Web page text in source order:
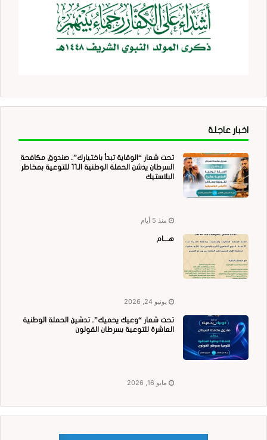
اخبار عاجلة
تحت شعار “الوقاية تبدأ باختيارك”.. صندوق مكافحة
السرطان يدشن الحملة الوطنية الـ11 للتوعية بمخاطر
البلاستيك
منذ 5 أيام
هــــام
يونيو 24, 2026
تحت شعار “وعيك يحميك”.. تدشين الحملة الوطنية
العاشرة للتوعية بسرطان القولون
مايو 16, 2026